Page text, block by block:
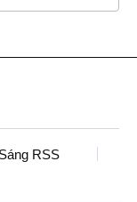
RSS